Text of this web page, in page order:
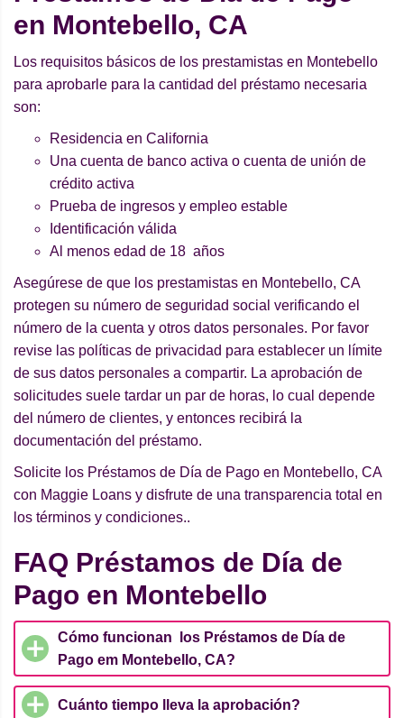
en Montebello, CA
Los requisitos básicos de los prestamistas en Montebello
para aprobarle para la cantidad del préstamo necesaria
son:
Residencia en California
Una cuenta de banco activa o cuenta de unión de
crédito activa
Prueba de ingresos y empleo estable
Identificación válida
Al menos edad de 18 años
Asegúrese de que los prestamistas en Montebello, CA
protegen su número de seguridad social verificando el
número de la cuenta y otros datos personales. Por favor
revise las políticas de privacidad para establecer un límite
de sus datos personales a compartir. La aprobación de
solicitudes suele tardar un par de horas, lo cual depende
del número de clientes, y entonces recibirá la
documentación del préstamo.
Solicite los Préstamos de Día de Pago en Montebello, CA
con Maggie Loans y disfrute de una transparencia total en
los términos y condiciones..
FAQ Préstamos de Día de
Pago en Montebello
Cómo funcionan los Préstamos de Día de
Pago em Montebello, CA?
Cuánto tiempo lleva la aprobación?